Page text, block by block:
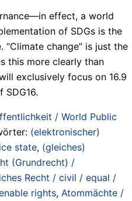
effect, a world
of SDGs is the
“Climate change” is just the
this more clearly than
exclusively focus on 16.9
/ World Public
(elektronischer)
state, (gleiches)
(Grundrecht) /
Recht / civil / equal /
rights, Atommächte /